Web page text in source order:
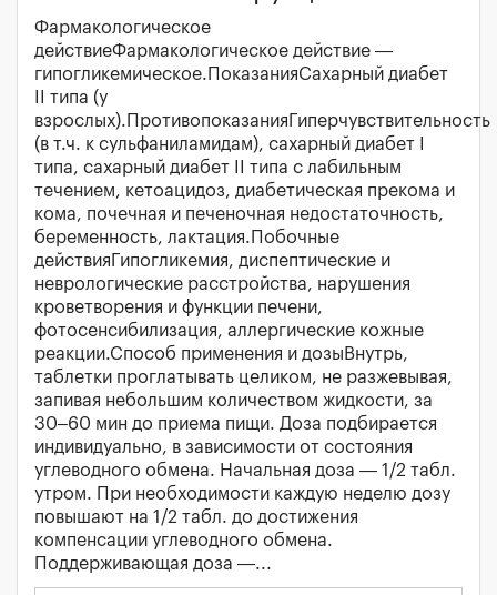
Фармакологическое
действиеФармакологическое действие —
гипогликемическое.ПоказанияСахарный диабет
II типа (у
взрослых).ПротивопоказанияГиперчувствительность
(в т.ч. к сульфаниламидам), сахарный диабет I
типа, сахарный диабет II типа с лабильным
течением, кетоацидоз, диабетическая прекома и
кома, почечная и печеночная недостаточность,
беременность, лактация.Побочные
действияГипогликемия, диспептические и
неврологические расстройства, нарушения
кроветворения и функции печени,
фотосенсибилизация, аллергические кожные
реакции.Способ применения и дозыВнутрь,
таблетки проглатывать целиком, не разжевывая,
запивая небольшим количеством жидкости, за
30–60 мин до приема пищи. Доза подбирается
индивидуально, в зависимости от состояния
углеводного обмена. Начальная доза — 1/2 табл.
утром. При необходимости каждую неделю дозу
повышают на 1/2 табл. до достижения
компенсации углеводного обмена.
Поддерживающая доза —...